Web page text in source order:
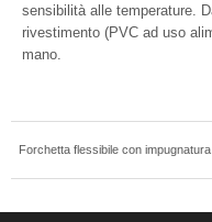
sensibilità alle temperature.
rivestimento (PVC ad uso
mano.
Forchetta flessibile con